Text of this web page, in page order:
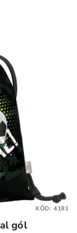
gól
KÓD: 4181